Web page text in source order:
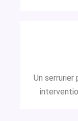
Un serrurier